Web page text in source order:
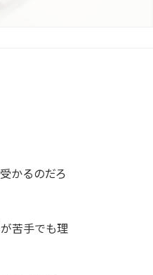
かるのだろ
苦手でも理